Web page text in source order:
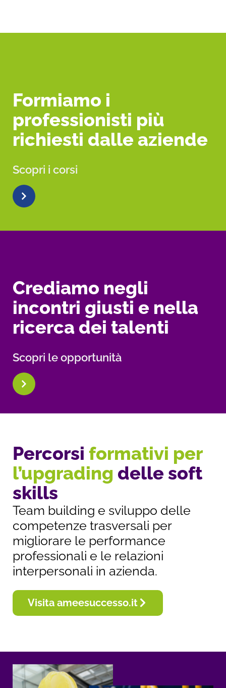
Formiamo i
professionisti più
richiesti dalle aziende
Scopri i corsi
Crediamo negli
incontri giusti e nella
ricerca dei talenti
Scopri le opportunità
Percorsi formativi per
l’upgrading delle soft
skills
Team building e sviluppo delle
competenze trasversali per
migliorare le performance
professionali e le relazioni
interpersonali in azienda.
Visita ameesuccesso.it